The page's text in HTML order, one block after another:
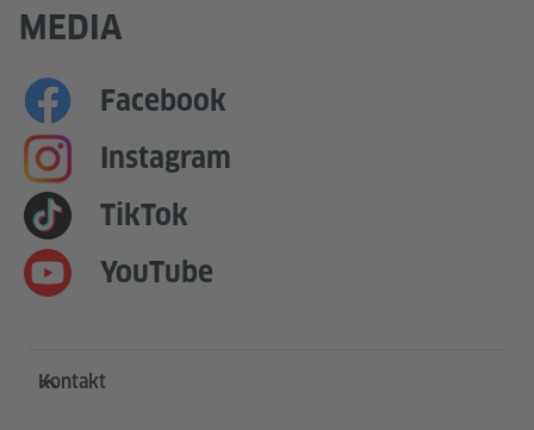
MEDIA
Facebook
Instagram
TikTok
YouTube
Service- und Informationsbereich
Kontakt